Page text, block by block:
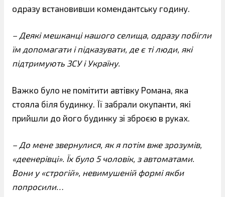
одразу встановивши комендантську годину.
– Деякі мешканці нашого селища, одразу побігли
їм допомагати і підказувати, де є ті люди, які
підтримують ЗСУ і Україну.
Важко було не помітити автівку Романа, яка
стояла біля будинку. Її забрали окупанти, які
прийшли до його будинку зі зброєю в руках.
– До мене звернулися, як я потім вже зрозумів,
«деенерівці». Їх було 5 чоловік, з автоматами.
Вони у «строгій», невимушеній формі якби
попросили…